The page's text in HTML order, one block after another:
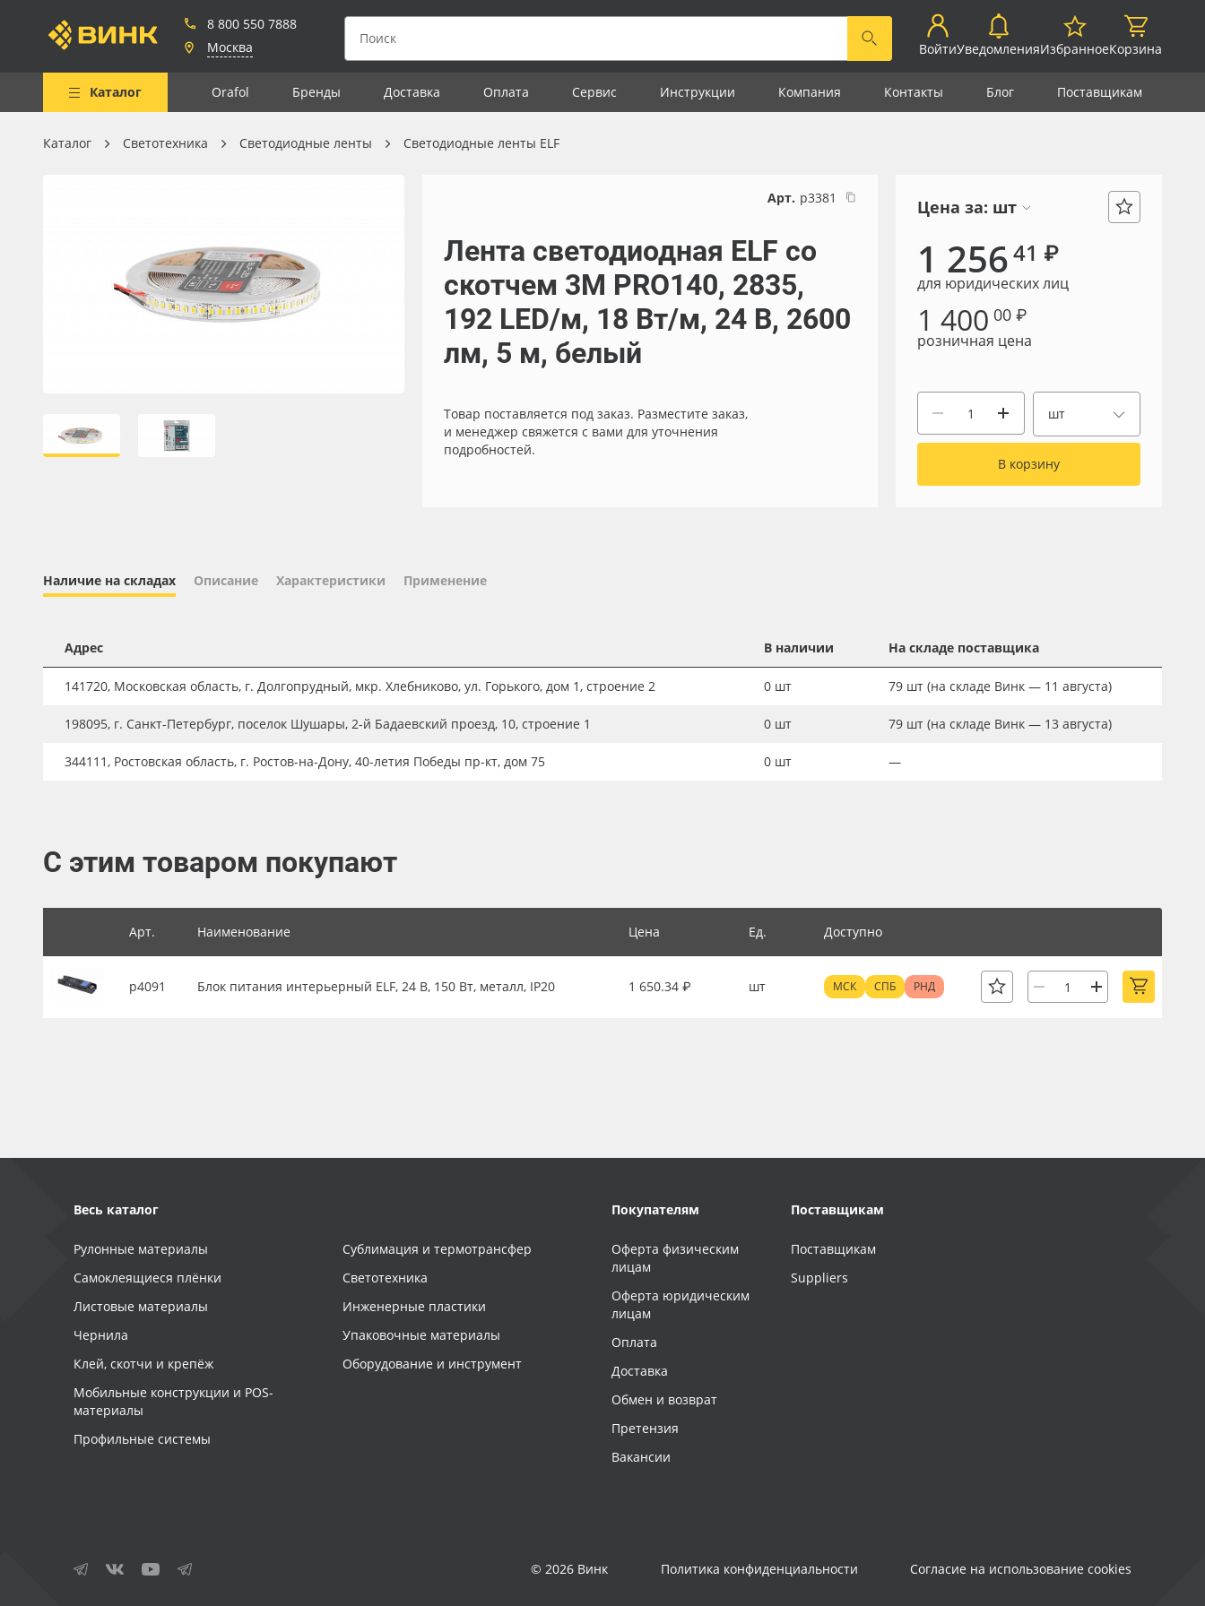
8 800 550 7888
Москва
ВойтиУведомленияИзбранноеКорзина
Каталог Orafol Бренды Доставка Оплата Сервис Инструкции Компания Контакты Блог Поставщикам
Весь каталог
Листовые материалы
Чернила
Клей, скотчи и крепёж
Сублимация и термотрансфер
Новинки ассортимента
Плёнка монтажная Oratape
ПЭТ листовой
ПЭТ бэклит
Заготовки для сувениров
Каталог Светотехника Светодиодные ленты Светодиодные ленты ELF
Арт. р3381
Лента светодиодная ELF со
скотчем 3М PRO140, 2835,
192 LED/м, 18 Вт/м, 24 В, 2600
лм, 5 м, белый
Товар поставляется под заказ. Разместите заказ,
и менеджер свяжется с вами для уточнения
подробностей.
Цена за: шт
1 25641 ₽
для юридических лиц
1 400 00 ₽
розничная цена
шт
В корзину
Наличие на складах Описание Характеристики Применение
Адрес В наличии На складе поставщика
141720, Московская область, г. Долгопрудный, мкр. Хлебниково, ул. Горького, дом 1, строение 2 0 шт 79 шт (на складе Винк — 11 августа)
198095, г. Санкт-Петербург, поселок Шушары, 2-й Бадаевский проезд, 10, строение 1 0 шт 79 шт (на складе Винк — 13 августа)
344111, Ростовская область, г. Ростов-на-Дону, 40-летия Победы пр-кт, дом 75 0 шт —
С этим товаром покупают
Арт. Наименование Цена Ед. Доступно
р4091 Блок питания интерьерный ELF, 24 В, 150 Вт, металл, IP20 1 650.34 ₽ шт МСК СПБ РНД
Весь каталог
Рулонные материалы
Самоклеящиеся плёнки
Листовые материалы
Чернила
Клей, скотчи и крепёж
Мобильные конструкции и POS-
материалы
Профильные системы
Сублимация и термотрансфер
Светотехника
Инженерные пластики
Упаковочные материалы
Оборудование и инструмент
Покупателям
Оферта физическим
лицам
Оферта юридическим
лицам
Оплата
Доставка
Обмен и возврат
Претензия
Вакансии
Поставщикам
Поставщикам
Suppliers
© 2026 Винк Политика конфиденциальности Согласие на использование cookies